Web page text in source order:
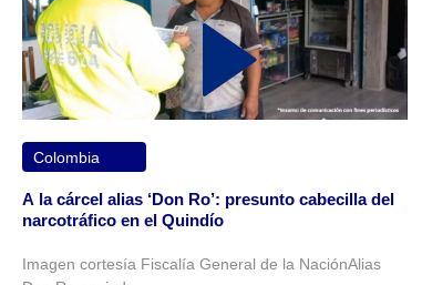
Colombia
A la cárcel alias ‘Don Ro’: presunto cabecilla del
narcotráfico en el Quindío
Imagen cortesía Fiscalía General de la NaciónAlias